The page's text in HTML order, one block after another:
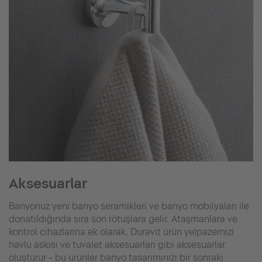
Aksesuarlar
Banyonuz yeni banyo seramikleri ve banyo mobilyaları ile
donatıldığında sıra son rötuşlara gelir. Ataşmanlara ve
kontrol cihazlarına ek olarak, Duravit ürün yelpazemizi
havlu askısı ve tuvalet aksesuarları gibi aksesuarlar
oluşturur - bu ürünler banyo tasarımınızı bir sonraki